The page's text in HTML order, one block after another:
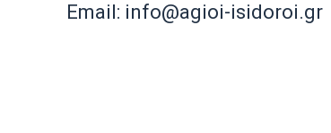
Email: info@agioi-isidoroi.gr